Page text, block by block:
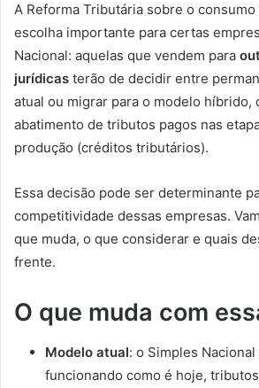
A Reforma Tributária sobre o
escolha importante para certas
Nacional: aquelas que vendem para
jurídicas terão de decidir entre
atual ou migrar para o modelo híbrido,
abatimento de tributos pagos nas
produção (créditos tributários).
Essa decisão pode ser determinante
competitividade dessas empresas.
que muda, o que considerar e quais
frente.
O que muda com
Modelo atual: o Simples
funcionando como é hoje,